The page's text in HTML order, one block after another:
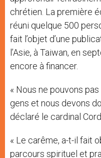
chrétien. La première
réuni quelque 500
fait l’objet d’une
l’Asie, à Taiwan, en
encore à financer.
« Nous ne pouvons
gens et nous devons
déclaré le cardinal
« Le carême, a-t-il fait
parcours spirituel et